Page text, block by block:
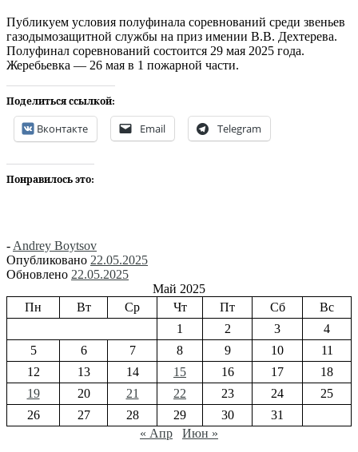
Публикуем условия полуфинала соревнований среди звеньев
газодымозащитной службы на приз имении В.В. Дехтерева.
Полуфинал соревнований состоится 29 мая 2025 года.
Жеребьевка — 26 мая в 1 пожарной части.
Поделиться ссылкой:
Вконтакте Email Telegram
Понравилось это:
- Andrey Boytsov
Опубликовано 22.05.2025
Обновлено 22.05.2025
Май 2025
Пн
Вт Ср Чт Пт Сб
Вс
1
2 3
4
5
6 7 8 9 10
11
12
13 14 15 16 17
18
19
20 21 22 23 24
25
26
27 28 29 30
31
« Апр
Июн »